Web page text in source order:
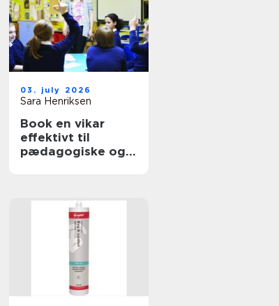
03. july 2026
Sara Henriksen
Book en vikar
effektivt til
pædagogiske og